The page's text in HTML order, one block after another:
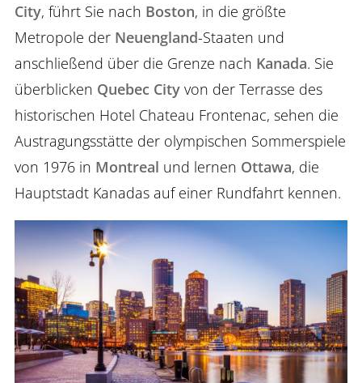
City, führt Sie nach Boston, in die größte
Metropole der Neuengland-Staaten und
anschließend über die Grenze nach Kanada. Sie
überblicken Quebec Cityvon der Terrasse des
historischen Hotel Chateau Frontenac, sehen die
Austragungsstätte der olympischen Sommerspiele
von 1976 in Montreal und lernen Ottawa, die
Hauptstadt Kanadas auf einer Rundfahrt kennen.